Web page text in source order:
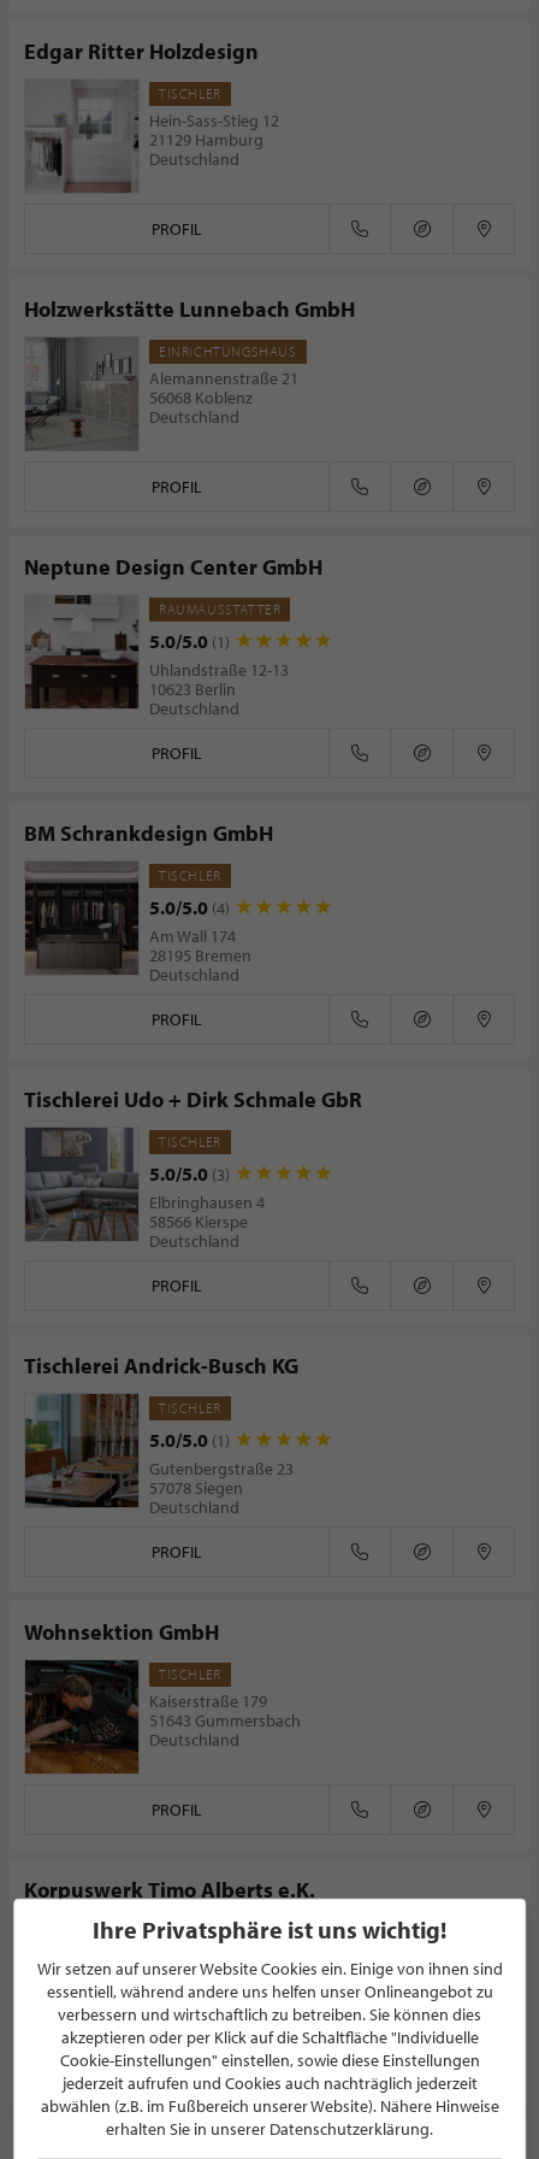
Edgar Ritter Holzdesign
TISCHLER
Hein-Sass-Stieg 12
21129 Hamburg
Deutschland
PROFIL
Holzwerkstätte Lunnebach GmbH
EINRICHTUNGSHAUS
Alemannenstraße 21
56068 Koblenz
Deutschland
PROFIL
Neptune Design Center GmbH
RAUMAUSSTATTER
5.0/5.0 (1)
Uhlandstraße 12-13
10623 Berlin
Deutschland
PROFIL
BM Schrankdesign GmbH
TISCHLER
5.0/5.0 (4)
Am Wall 174
28195 Bremen
Deutschland
PROFIL
Tischlerei Udo + Dirk Schmale GbR
TISCHLER
5.0/5.0 (3)
Elbringhausen 4
58566 Kierspe
Deutschland
PROFIL
Tischlerei Andrick-Busch KG
TISCHLER
5.0/5.0 (1)
Gutenbergstraße 23
57078 Siegen
Deutschland
PROFIL
Wohnsektion GmbH
TISCHLER
Kaiserstraße 179
51643 Gummersbach
Deutschland
PROFIL
Korpuswerk Timo Alberts e.K.
TISCHLER
Zeissstraße 14
53359 Rheinbach
Deutschland
PROFIL
Ihre Privatsphäre ist uns wichtig!
Wir setzen auf unserer Website Cookies ein. Einige von ihnen sind
essentiell, während andere uns helfen unser Onlineangebot zu
verbessern und wirtschaftlich zu betreiben. Sie können dies
akzeptieren oder per Klick auf die Schaltfläche "Individuelle
Cookie-Einstellungen" einstellen, sowie diese Einstellungen
jederzeit aufrufen und Cookies auch nachträglich jederzeit
abwählen (z.B. im Fußbereich unserer Website). Nähere Hinweise
erhalten Sie in unserer Datenschutzerklärung.